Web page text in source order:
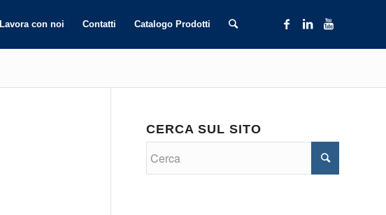
Lavora con noi Contatti Catalogo Prodotti
CERCA SUL SITO